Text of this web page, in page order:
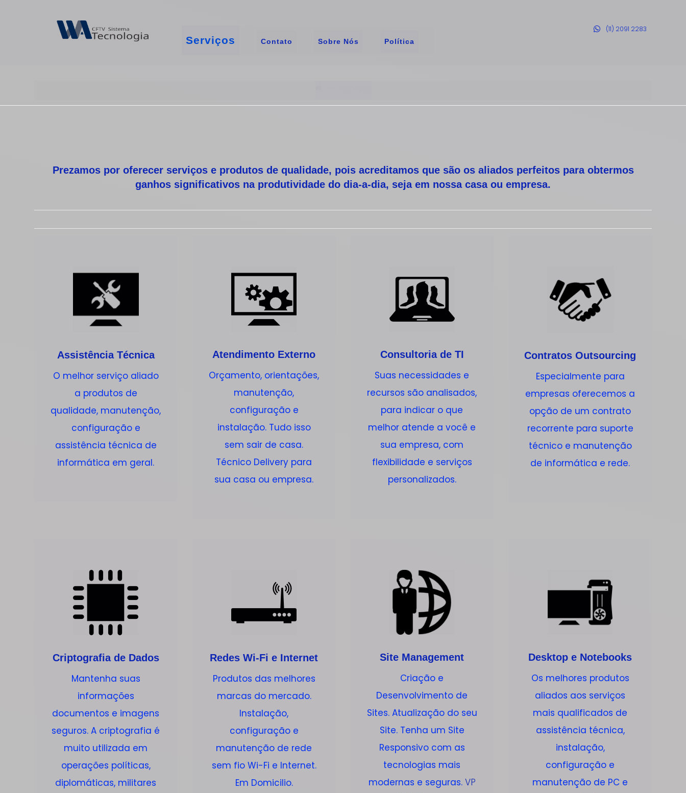
Serviços Contato Sobre Nós Política
(11) 2091 2283
Prezamos por oferecer serviços e produtos de qualidade, pois acreditamos que são os aliados perfeitos para obtermos
ganhos significativos na produtividade do dia-a-dia, seja em nossa casa ou empresa.
Assistência Técnica
O melhor serviço aliado
a produtos de
qualidade, manutenção,
configuração e
assistência técnica de
informática em geral.
Atendimento Externo
Orçamento, orientações,
manutenção,
configuração e
instalação. Tudo isso
sem sair de casa.
Técnico Delivery para
sua casa ou empresa.
Consultoria de TI
Suas necessidades e
recursos são analisados,
para indicar o que
melhor atende a você e
sua empresa, com
flexibilidade e serviços
personalizados.
Contratos Outsourcing
Especialmente para
empresas oferecemos a
opção de um contrato
recorrente para suporte
técnico e manutenção
de informática e rede.
Criptografia de Dados
Mantenha suas
informações
documentos e imagens
seguros. A criptografia é
muito utilizada em
operações políticas,
diplomáticas, militares
Redes Wi-Fi e Internet
Produtos das melhores
marcas do mercado.
Instalação,
configuração e
manutenção de rede
sem fio Wi-Fi e Internet.
Em Domicilio.
Site Management
Criação e
Desenvolvimento de
Sites. Atualização do seu
Site. Tenha um Site
Responsivo com as
tecnologias mais
modernas e seguras. VP
Desktop e Notebooks
Os melhores produtos
aliados aos serviços
mais qualificados de
assistência técnica,
instalação,
configuração e
manutenção de PC e